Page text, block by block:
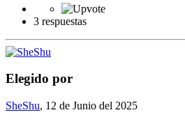
3 respuestas
Elegido por
SheShu, 12 de Junio del 2025